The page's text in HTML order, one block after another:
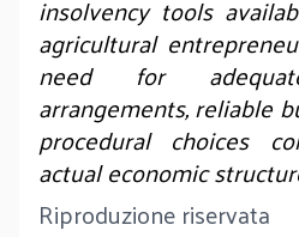
insolvency tools
agricultural
need for
arrangements, reliable
procedural choices
actual economic
Riproduzione riservata